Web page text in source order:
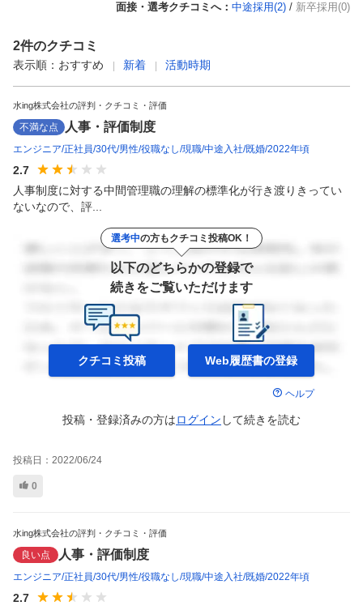
面接・選考クチコミへ： 中途採用(2) / 新卒採用(0)
2件のクチコミ
表示順： おすすめ 新着 活動時期
水ing株式会社の評判・クチコミ・評価
不満な点 人事・評価制度
エンジニア 正社員 30代 男性 役職なし 現職 中途入社 既婚 2022年頃
2.7
人事制度に対する中間管理職の理解の標準化が行き渡りきってい
ないなので、評...
選考中の方もクチコミ投稿OK！
以下のどちらかの登録で
続きをご覧いただけます
クチコミ投稿 Web履歴書の登録
ヘルプ
投稿・登録済みの方はログイン して続きを読む
投稿日： 2022/06/24
0
水ing株式会社の評判・クチコミ・評価
良い点 人事・評価制度
エンジニア 正社員 30代 男性 役職なし 現職 中途入社 既婚 2022年頃
2.7